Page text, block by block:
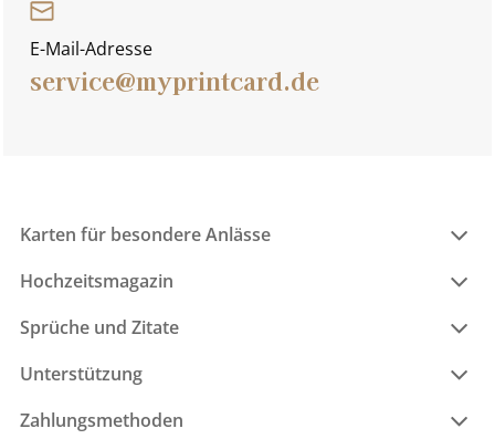
E-Mail-Adresse
service@myprintcard.de
Karten für besondere Anlässe
Hochzeitsmagazin
Sprüche und Zitate
Unterstützung
Zahlungsmethoden